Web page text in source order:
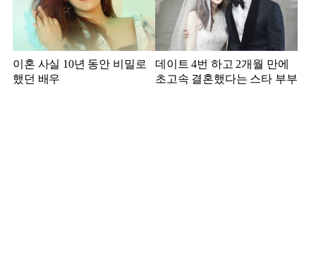
이혼 사실 10년 동안 비밀로
했던 배우
데이트 4번 하고 2개월 만에
초고속 결혼했다는 스타 부부